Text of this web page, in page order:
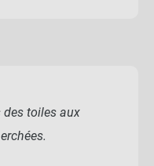
toiles aux